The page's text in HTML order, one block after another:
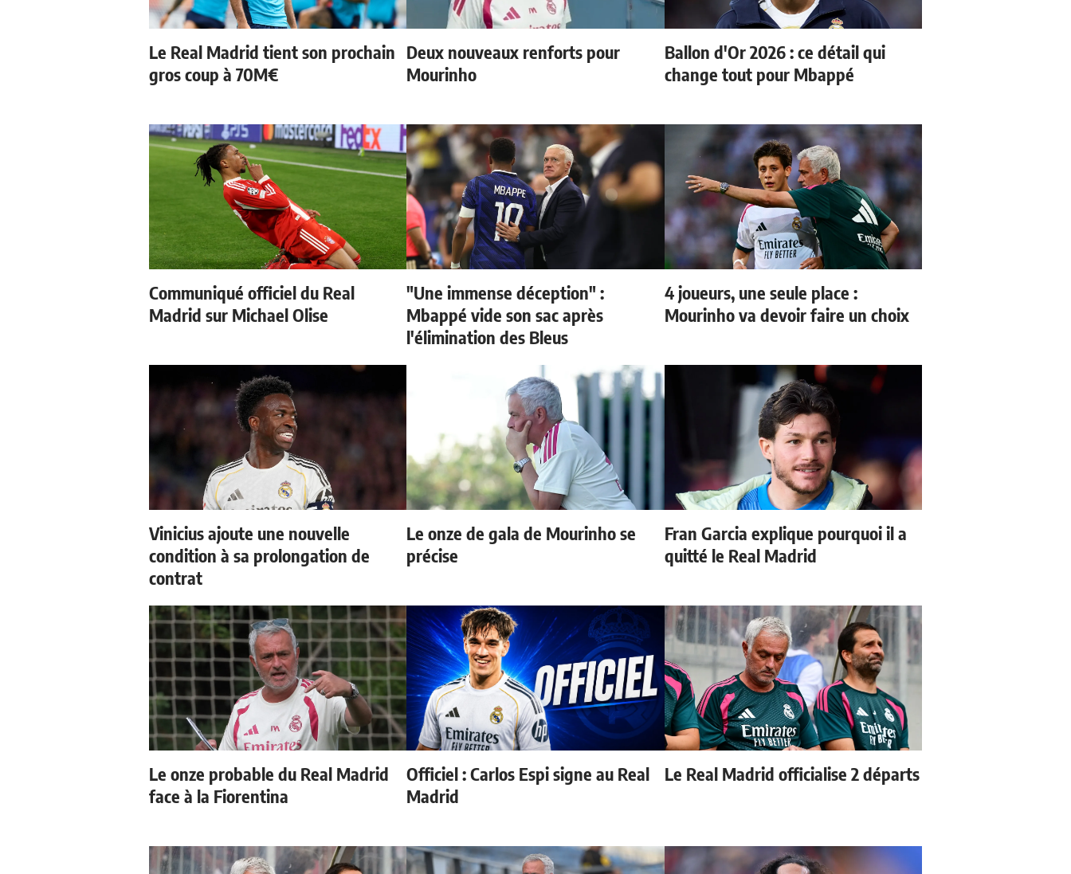
Le Real Madrid tient son prochain
gros coup à 70M€
Deux nouveaux renforts pour
Mourinho
Ballon d'Or 2026 : ce détail qui
change tout pour Mbappé
Communiqué officiel du Real
Madrid sur Michael Olise
"Une immense déception" :
Mbappé vide son sac après
l'élimination des Bleus
4 joueurs, une seule place :
Mourinho va devoir faire un choix
Vinicius ajoute une nouvelle
condition à sa prolongation de
contrat
Le onze de gala de Mourinho se
précise
Fran Garcia explique pourquoi il a
quitté le Real Madrid
Le onze probable du Real Madrid
face à la Fiorentina
Officiel : Carlos Espi signe au Real
Madrid
Le Real Madrid officialise 2 départs